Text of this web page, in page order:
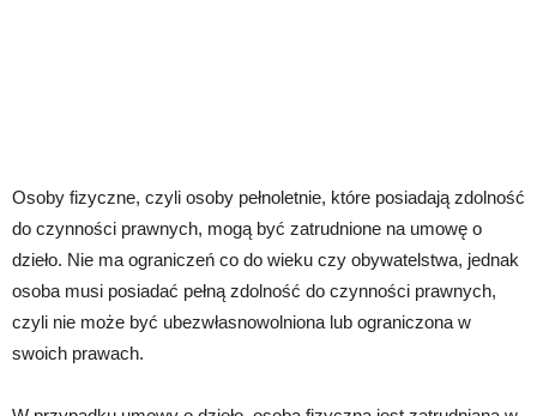
Osoby fizyczne, czyli osoby pełnoletnie, które posiadają zdolność
do czynności prawnych, mogą być zatrudnione na umowę o
dzieło. Nie ma ograniczeń co do wieku czy obywatelstwa, jednak
osoba musi posiadać pełną zdolność do czynności prawnych,
czyli nie może być ubezwłasnowolniona lub ograniczona w
swoich prawach.